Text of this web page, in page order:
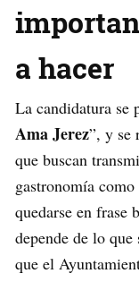
a hacer
La candidatura se
Ama Jerez”, y se
que buscan
gastronomía
quedarse en frase
depende de lo
que el